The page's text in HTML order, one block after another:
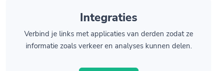
Integraties
Verbind je links met applicaties van derden zodat ze
informatie zoals verkeer en analyses kunnen delen.